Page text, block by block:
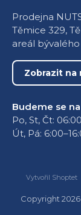
Prodejna
Těmice 329,
areál
Zobrazit na
Budeme se
Po, St, Čt:
Út, Pá:
Vytvořil Shoptet
Copyright 2026